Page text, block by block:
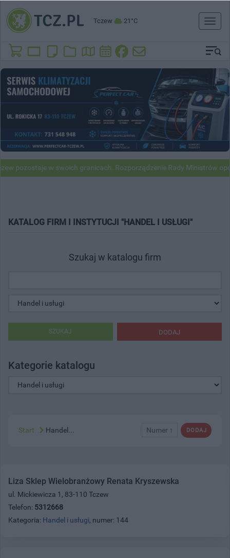
Tczew 21°C
Toggle
pozostaje w swoich granicach. Rozporządzenie Rady Ministrów
KATALOG FIRM I INSTYTUCJI "HANDEL I USŁUGI"
Szukaj w katalogu firm
DODAJ
SZUKAJ
Kategorie katalogu
DODAJ
Numer ↑
Start Handel...
Liza Sklep Wielobranżowy Renata Kryszewska
ul. Mickiewicza 1, 83-110 Tczew
Telefon: 5312668
Kategoria: Handel i usługi, numer: 144